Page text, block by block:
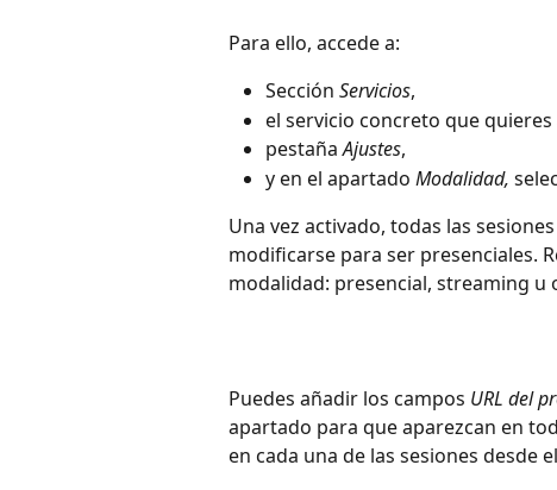
Para ello, accede a:
Sección Servicios,
el servicio concreto que
pestaña Ajustes,
y en el apartado Modalidad,
Una vez activado, todas las
modificarse para ser presenciales.
modalidad: presencial, streaming u
Puedes añadir los campos URL del
apartado para que aparezcan en
en cada una de las sesiones desde el